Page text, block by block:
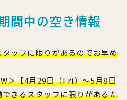
間中の空き情報
ッフに限りがあるのでお早め
＞【4月29日（Fri）～5月8日
きるスタッフに限りがあるた